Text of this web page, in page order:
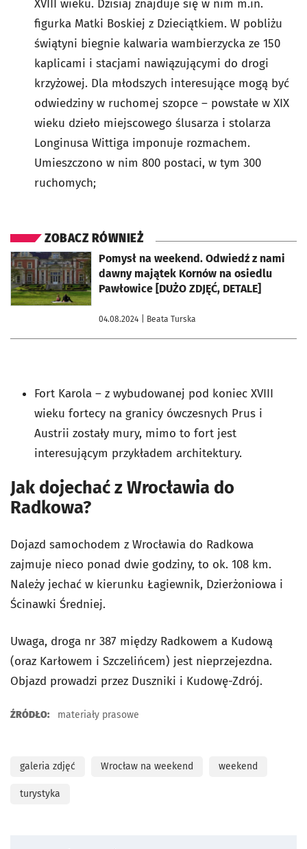
XVIII wieku. Dzisiaj znajduje się w nim m.in.
figurka Matki Boskiej z Dzieciątkiem. W pobliżu
świątyni biegnie kalwaria wambierzycka ze 150
kaplicami i stacjami nawiązującymi do drogi
krzyżowej. Dla młodszych interesujące mogą być
odwiedziny w ruchomej szopce – powstałe w XIX
wieku dzieło miejscowego ślusarza i stolarza
Longinusa Wittiga imponuje rozmachem.
Umieszczono w nim 800 postaci, w tym 300
ruchomych;
ZOBACZ RÓWNIEŻ
Pomysł na weekend. Odwiedź z nami
dawny majątek Kornów na osiedlu
Pawłowice [DUŻO ZDJĘĆ, DETALE]
04.08.2024 | Beata Turska
otworzy się w nowej karcie
Fort Karola – z wybudowanej pod koniec XVIII
wieku fortecy na granicy ówczesnych Prus i
Austrii zostały mury, mimo to fort jest
interesującym przykładem architektury.
Jak dojechać z Wrocławia do
Radkowa?
Dojazd samochodem z Wrocławia do Radkowa
zajmuje nieco ponad dwie godziny, to ok. 108 km.
Należy jechać w kierunku Łagiewnik, Dzierżoniowa i
Ścinawki Średniej.
Uwaga, droga nr 387 między Radkowem a Kudową
(oraz Karłowem i Szczelińcem) jest nieprzejezdna.
Objazd prowadzi przez Duszniki i Kudowę-Zdrój.
ŹRÓDŁO: materiały prasowe
galeria zdjęć Wrocław na weekend weekend
turystyka